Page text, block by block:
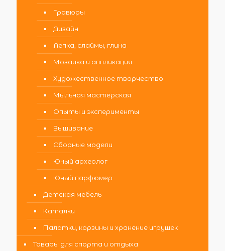
Гравюры
Дизайн
Лепка, слаймы, глина
Мозаика и аппликация
Художественное творчество
Мыльная мастерская
Опыты и эксперименты
Вышивание
Сборные модели
Юный археолог
Юный парфюмер
Детская мебель
Каталки
Палатки, корзины и хранение игрушек
Товары для спорта и отдыха